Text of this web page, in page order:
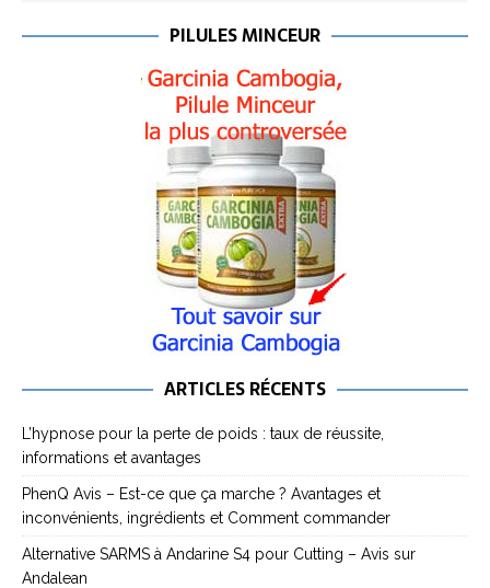
PILULES MINCEUR
ARTICLES RÉCENTS
L’hypnose pour la perte de poids : taux de réussite,
informations et avantages
PhenQ Avis – Est-ce que ça marche ? Avantages et
inconvénients, ingrédients et Comment commander
Alternative SARMS à Andarine S4 pour Cutting – Avis sur
Andalean